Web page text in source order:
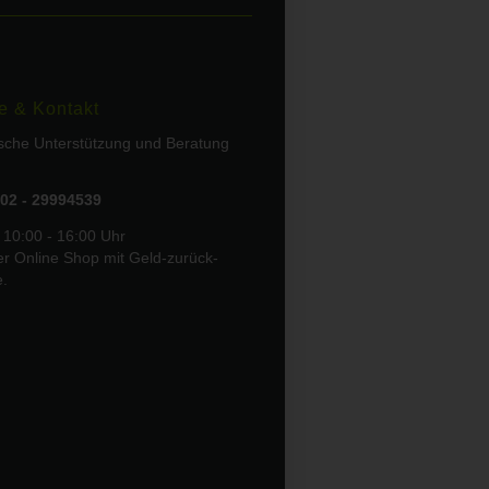
& Kontakt
Unterstützung und Beratung
- 29994539
- 16:00 Uhr
Online Shop mit Geld-zurück-